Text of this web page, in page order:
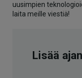
uusimpien
laita meille viestiä!
Lisää